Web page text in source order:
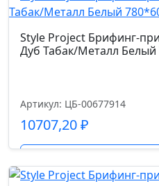
Style Project Брифинг-
Дуб Табак/Металл
Артикул: ЦБ-00677914
10707,20₽